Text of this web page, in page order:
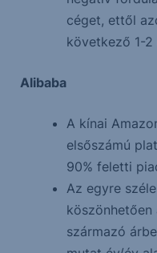
céget, ettől
következő 1-
Alibaba
A kínai
elsőszámú
90% feletti
Az egyre
köszönhetően
származó